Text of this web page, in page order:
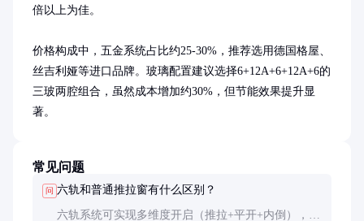
倍以上为佳。
价格构成中，五金系统占比约25-30%，推荐选用德国格屋、
丝吉利娅等进口品牌。玻璃配置建议选择6+12A+6+12A+6的
三玻两腔组合，虽然成本增加约30%，但节能效果提升显
著。
常见问题
问 六轨和普通推拉窗有什么区别？
六轨系统可实现多维度开启（推拉+平开+内倒），密